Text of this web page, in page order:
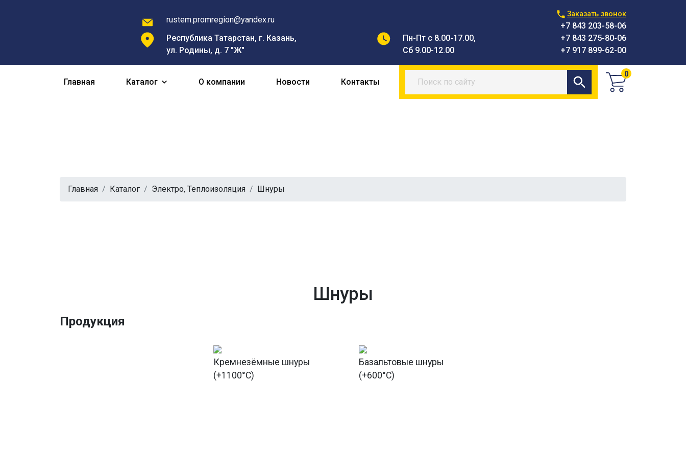
rustem.promregion@yandex.ru
Республика Татарстан, г. Казань,
ул. Родины, д. 7 "Ж"
Пн-Пт с 8.00-17.00,
Сб 9.00-12.00
Заказать звонок
+7 843 203-58-06
+7 843 275-80-06
+7 917 899-62-00
0
Главная Каталог О компании Новости Контакты
Главная Каталог Электро, Теплоизоляция Шнуры
Шнуры
Продукция
Кремнезёмные шнуры
(+1100°С)
Базальтовые шнуры
(+600°С)